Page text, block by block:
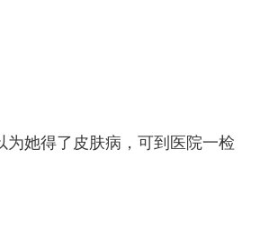
为她得了皮肤病，可到医院一检